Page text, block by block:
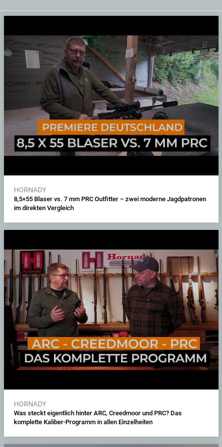
HORNADY
8,5×55 Blaser vs. 7 mm PRC Outfitter – zwei moderne Jagdpatronen
im direkten Vergleich
HORNADY
Was steckt eigentlich hinter ARC, Creedmoor und PRC? Das
komplette Kaliber-Programm in allen Einzelheiten